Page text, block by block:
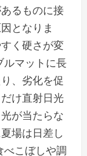
るものに接
となりま
く硬さが変
ルマットに長
、劣化を促
け直射日光
が当たらな
場は日差し
べこぼしや調